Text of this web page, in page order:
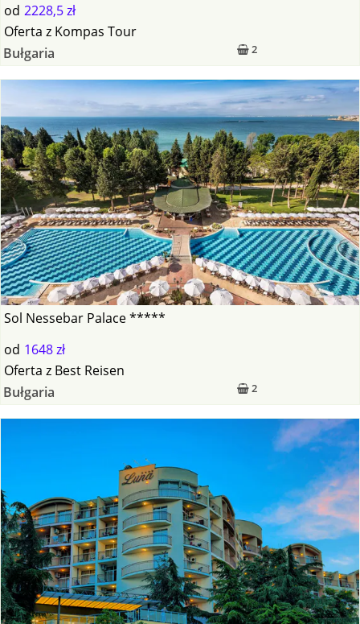
od 2228,5 zł
2
Oferta z Kompas Tour
Bułgaria
Sol Nessebar Palace *****
od 1648 zł
2
Oferta z Best Reisen
Bułgaria